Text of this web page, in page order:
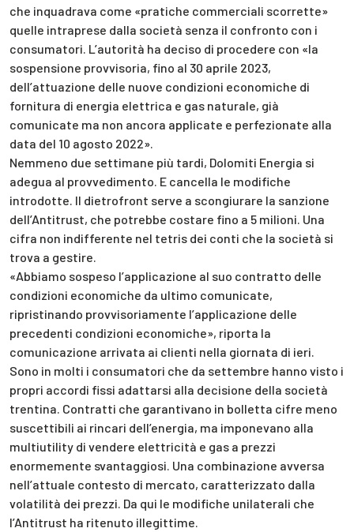
che inquadrava come «pratiche commerciali scorrette»
quelle intraprese dalla società senza il confronto con i
consumatori. L’autorità ha deciso di procedere con «la
sospensione provvisoria, fino al 30 aprile 2023,
dell’attuazione delle nuove condizioni economiche di
fornitura di energia elettrica e gas naturale, già
comunicate ma non ancora applicate e perfezionate alla
data del 10 agosto 2022».
Nemmeno due settimane più tardi, Dolomiti Energia si
adegua al provvedimento. E cancella le modifiche
introdotte. Il dietrofront serve a scongiurare la sanzione
dell’Antitrust, che potrebbe costare fino a 5 milioni. Una
cifra non indifferente nel tetris dei conti che la società si
trova a gestire.
«Abbiamo sospeso l’applicazione al suo contratto delle
condizioni economiche da ultimo comunicate,
ripristinando provvisoriamente l’applicazione delle
precedenti condizioni economiche», riporta la
comunicazione arrivata ai clienti nella giornata di ieri.
Sono in molti i consumatori che da settembre hanno visto i
propri accordi fissi adattarsi alla decisione della società
trentina. Contratti che garantivano in bolletta cifre meno
suscettibili ai rincari dell’energia, ma imponevano alla
multiutility di vendere elettricità e gas a prezzi
enormemente svantaggiosi. Una combinazione avversa
nell’attuale contesto di mercato, caratterizzato dalla
volatilità dei prezzi. Da qui le modifiche unilaterali che
l’Antitrust ha ritenuto illegittime.